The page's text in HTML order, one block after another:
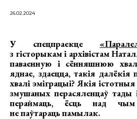
26.02.2024
У спецпраекце
з гісторыкам і архівістам
паваенную і сённяшнюю
яднае, здаецца, такія далёкія
хвалі эміграцыі? Якія
змушаных перасяленцаў тады
пераймаць, ёсць над
не паўтараць памылак.